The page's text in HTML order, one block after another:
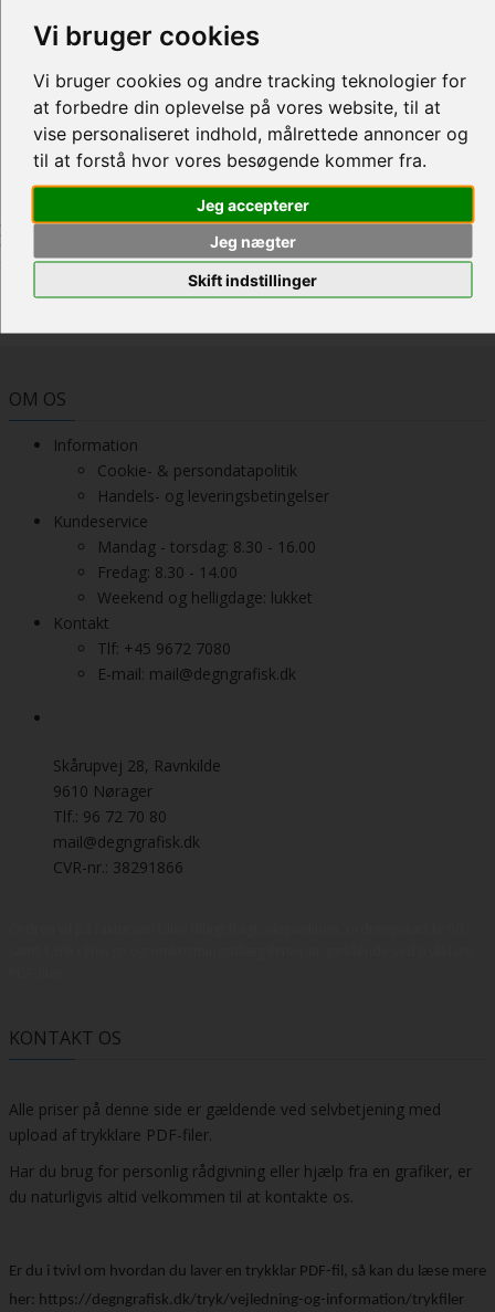
Vi bruger cookies
Vi bruger cookies og andre tracking teknologier for
at forbedre din oplevelse på vores website, til at
vise personaliseret indhold, målrettede annoncer og
til at forstå hvor vores besøgende kommer fra.
Jeg accepterer
Jeg nægter
Skift indstillinger
TILBAGE TIL KATALOGET INDKØBSVOGN
OM OS
Information
Cookie- & persondatapolitik
Handels- og leveringsbetingelser
Kundeservice
Mandag - torsdag: 8.30 - 16.00
Fredag: 8.30 - 14.00
Weekend og helligdage: lukket
Kontakt
Tlf: +45 9672 7080
E-mail: mail@degngrafisk.dk
Skårupvej 28, Ravnkilde
9610 Nørager
Tlf.: 96 72 70 80
mail@degngrafisk.dk
CVR-nr.: 38291866
KONTAKT OS
Alle priser på denne side er gældende ved selvbetjening med
upload af trykklare PDF-filer.
Har du brug for personlig rådgivning eller hjælp fra en grafiker, er
du naturligvis altid velkommen til at kontakte os.
Er du i tvivl om hvordan du laver en trykklar PDF-fil, så kan du læse mere
her: https://degngrafisk.dk/tryk/vejledning-og-information/trykfiler